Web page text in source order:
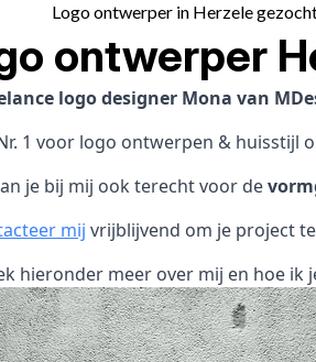
Logo ontwerper in Herzele
ontwerper
logo designer Mona van
1 voor logo ontwerpen & huisstijl
je bij mij ook terecht voor de
mij vrijblijvend om je project
hieronder meer over mij en hoe ik